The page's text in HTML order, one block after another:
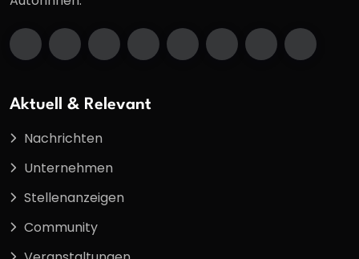
Aktuell & Relevant
Nachrichten
Unternehmen
Stellenanzeigen
Community